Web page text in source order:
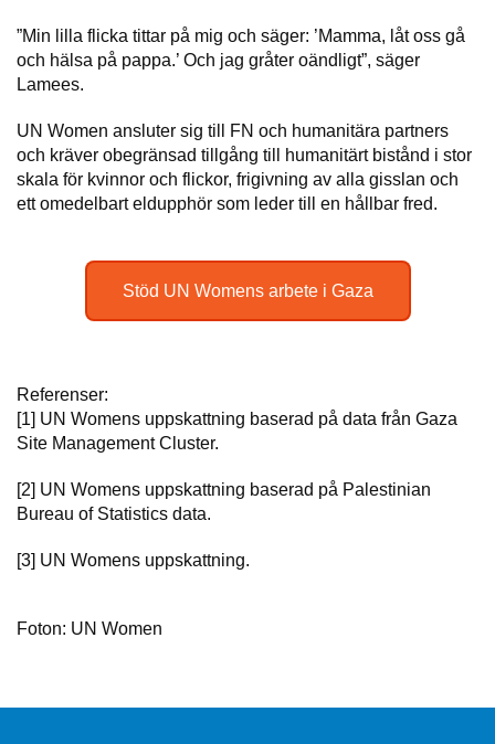
”Min lilla flicka tittar på mig och säger: ’Mamma, låt oss gå
och hälsa på pappa.’ Och jag gråter oändligt”, säger
Lamees.
UN Women ansluter sig till FN och humanitära partners
och kräver obegränsad tillgång till humanitärt bistånd i stor
skala för kvinnor och flickor, frigivning av alla gisslan och
ett omedelbart eldupphör som leder till en hållbar fred.
Stöd UN Womens arbete i Gaza
Referenser:
[1] UN Womens uppskattning baserad på data från Gaza
Site Management Cluster.
[2] UN Womens uppskattning baserad på Palestinian
Bureau of Statistics data.
[3] UN Womens uppskattning.
Foton: UN Women